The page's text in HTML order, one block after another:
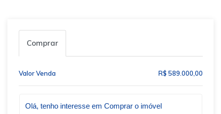
Comprar
Valor Venda R$ 589.000,00